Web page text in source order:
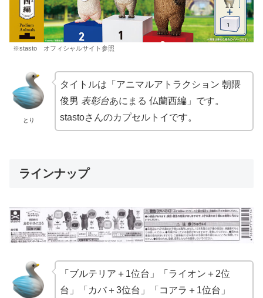
※stasto オフィシャルサイト参照
とり
タイトルは「アニマルアトラクション 朝隈
俊男 表彰台あにまる 仏蘭西編」です。
stastoさんのカプセルトイです。
ラインナップ
「ブルテリア＋1位台」「ライオン＋2位
台」「カバ＋3位台」「コアラ＋1位台」